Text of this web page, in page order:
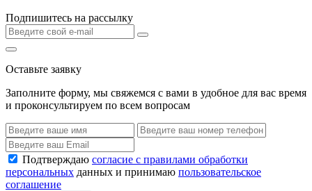
Подпишитесь на рассылку
Оставьте заявку
Заполните форму, мы свяжемся с вами в удобное для вас время
и проконсультируем по всем вопросам
Подтверждаю согласие с правилами обработки
персональных данных и принимаю пользовательское
соглашение